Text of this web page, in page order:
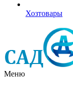
Хозтовары
Меню